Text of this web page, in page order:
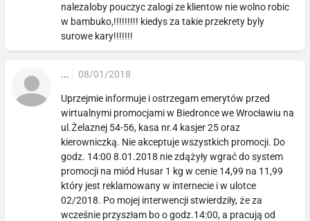
nalezaloby pouczyc zalogi ze klientow nie wolno robic
w bambuko,!!!!!!!!! kiedys za takie przekrety byly
surowe kary!!!!!!!
... 08/01/2018
Uprzejmie informuje i ostrzegam emerytów przed
wirtualnymi promocjami w Biedronce we Wrocławiu na
ul.Żelaznej 54-56, kasa nr.4 kasjer 25 oraz
kierowniczką. Nie akceptuje wszystkich promocji. Do
godz. 14:00 8.01.2018 nie zdążyły wgrać do system
promocji na miód Husar 1 kg w cenie 14,99 na 11,99
który jest reklamowany w internecie i w ulotce
02/2018. Po mojej interwencji stwierdziły, że za
wcześnie przyszłam bo o godz.14:00, a pracują od